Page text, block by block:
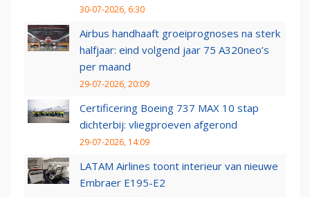
30-07-2026, 6:30
Airbus handhaaft groeiprognoses na sterk
halfjaar: eind volgend jaar 75 A320neo’s
per maand
29-07-2026, 20:09
Certificering Boeing 737 MAX 10 stap
dichterbij: vliegproeven afgerond
29-07-2026, 14:09
LATAM Airlines toont interieur van nieuwe
Embraer E195-E2